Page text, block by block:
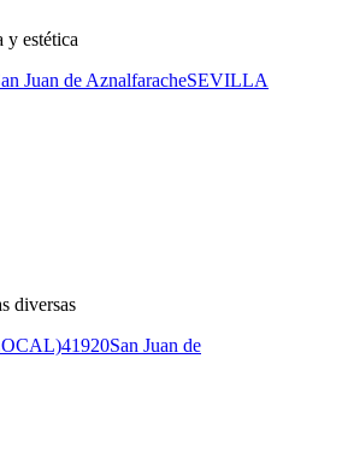
y estética
Juan de AznalfaracheSEVILLA
diversas
41920San Juan de